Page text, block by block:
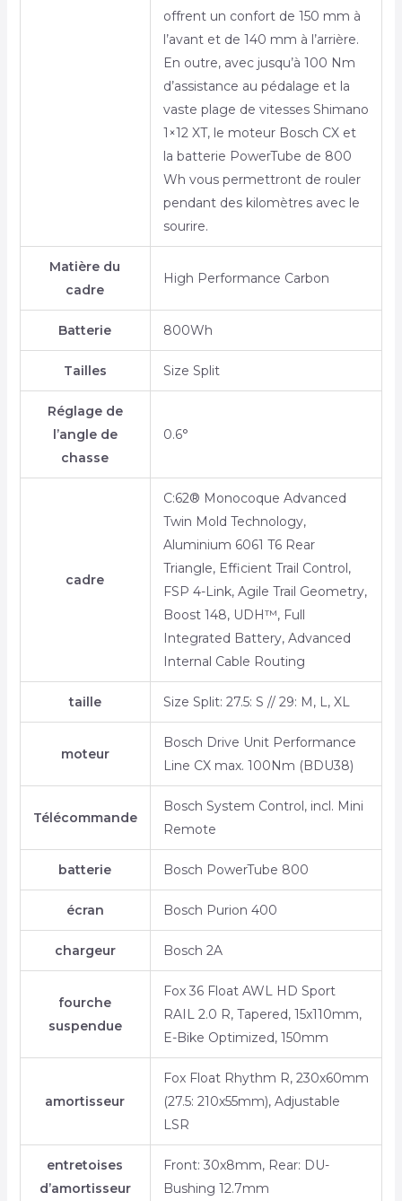
offrent un confort de 150 mm à
l’avant et de 140 mm à l’arrière.
En outre, avec jusqu’à 100 Nm
d’assistance au pédalage et la
vaste plage de vitesses Shimano
1×12 XT, le moteur Bosch CX et
la batterie PowerTube de 800
Wh vous permettront de rouler
pendant des kilomètres avec le
sourire.
Matière du
cadre
High Performance Carbon
Batterie 800Wh
Tailles Size Split
Réglage de
l’angle de
chasse
0.6°
cadre
C:62® Monocoque Advanced
Twin Mold Technology,
Aluminium 6061 T6 Rear
Triangle, Efficient Trail Control,
FSP 4-Link, Agile Trail Geometry,
Boost 148, UDH™, Full
Integrated Battery, Advanced
Internal Cable Routing
taille Size Split: 27.5: S // 29: M, L, XL
moteur
Bosch Drive Unit Performance
Line CX max. 100Nm (BDU38)
Télécommande
Bosch System Control, incl. Mini
Remote
batterie Bosch PowerTube 800
écran Bosch Purion 400
chargeur Bosch 2A
fourche
suspendue
Fox 36 Float AWL HD Sport
RAIL 2.0 R, Tapered, 15x110mm,
E-Bike Optimized, 150mm
amortisseur
Fox Float Rhythm R, 230x60mm
(27.5: 210x55mm), Adjustable
LSR
entretoises
d’amortisseur
Front: 30x8mm, Rear: DU-
Bushing 12.7mm